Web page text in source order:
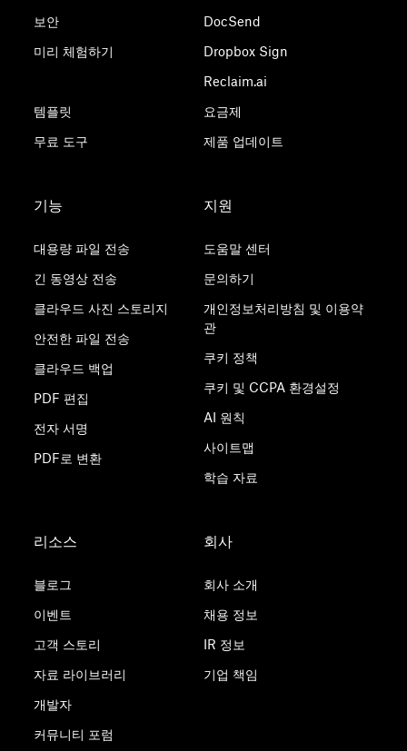
보안
미리 체험하기
템플릿
무료 도구
DocSend
Dropbox Sign
Reclaim.ai
요금제
제품 업데이트
기능
대용량 파일 전송
긴 동영상 전송
클라우드 사진 스토리지
안전한 파일 전송
클라우드 백업
PDF 편집
전자 서명
PDF로 변환
지원
도움말 센터
문의하기
개인정보처리방침 및 이용약
관
쿠키 정책
쿠키 및 CCPA 환경설정
AI 원칙
사이트맵
학습 자료
리소스
블로그
이벤트
고객 스토리
자료 라이브러리
개발자
커뮤니티 포럼
회사
회사 소개
채용 정보
IR 정보
기업 책임